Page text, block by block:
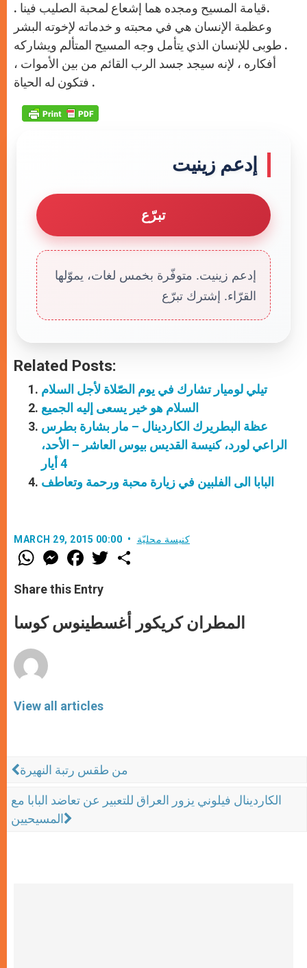
.قيامة المسيح ومجده هما إشعاع لمحبة الصليب فينا .
وعظمة الإنسان هي في محبته و خدماته لإخوته البشر
. طوبى للإنسان الذي يتأمل وجه المسيح المتألم ويشاركه
أفكاره ، لإنه سيجد جسد الرب القائم من بين الأموات ،
فتكون له الحياة .
إدعم زينيت
تبرّع
إدعم زينيت. متوفّرة بخمس لغات، يموّلها
القرّاء. إشترك تبرّع
Related Posts:
تيلي لوميار تشارك في يوم الصّلاة لأجل السلام
السلام هو خير يسعى إليه الجميع
عظة البطريرك الكاردينال – مار بشارة بطرس
الراعي لورد، كنيسة القديس بيوس العاشر – الأحد،
4 أيار
البابا الى الفلبين في زيارة محبة ورحمة وتعاطف
MARCH 29, 2015 00:00 كنيسة محليّة
W
h
t
s
p
p
M
e
s
e
e
F
a
e
b
o
k
w
Share this Entry
المطران كريكور أغسطينوس كوسا
View all articles
من طقس رتبة النهيرة
الكاردينال فيلوني يزور العراق للتعبير عن تعاضد البابا مع
المسيحيين